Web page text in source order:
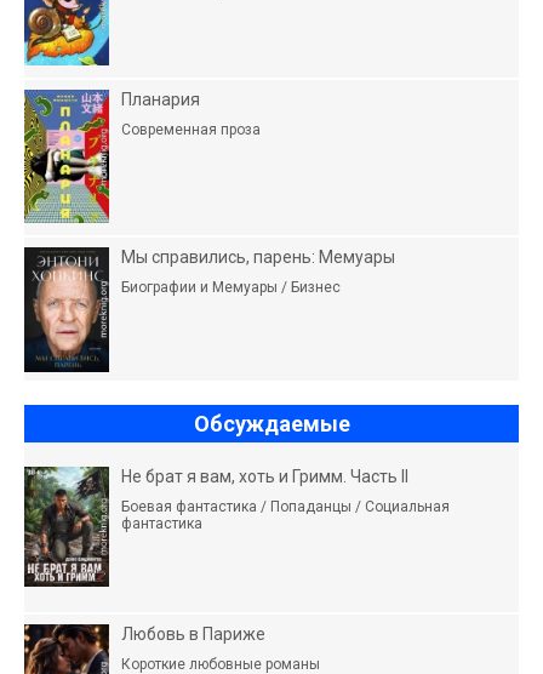
Планария
Современная проза
Мы справились, парень: Мемуары
Биографии и Мемуары / Бизнес
Обсуждаемые
Не брат я вам, хоть и Гримм. Часть II
Боевая фантастика / Попаданцы / Социальная
фантастика
Любовь в Париже
Короткие любовные романы